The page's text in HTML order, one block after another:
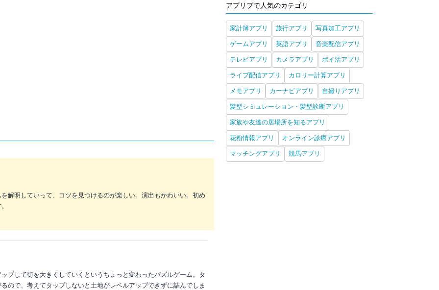
解明していって、コツを見つけるのが楽しい。演出もかわいい。初め
プして街を大きくしていくというちょっと変わったパズルゲーム。タ
ので、考えてタップしないと土地がレベルアップできずに詰んでしま
アプリブで人気のカテゴリ
家計簿アプリ 旅行アプリ 写真加工アプリ
ゲームアプリ 英語アプリ 音楽配信アプリ
テレビアプリ カメラアプリ ポイ活アプリ
ライブ配信アプリ カロリー計算アプリ
メモアプリ カーナビアプリ 自撮りアプリ
髪型シミュレーション・髪型診断アプリ
家族や友達の居場所を知るアプリ
花粉情報アプリ オンライン診療アプリ
マッチングアプリ 競馬アプリ